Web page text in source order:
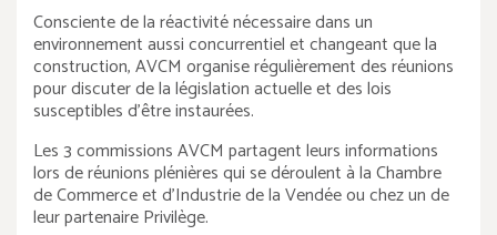
Consciente de la réactivité nécessaire dans un
environnement aussi concurrentiel et changeant que la
construction, AVCM organise régulièrement des réunions
pour discuter de la législation actuelle et des lois
susceptibles d'être instaurées.
Les 3 commissions AVCM partagent leurs informations
lors de réunions plénières qui se déroulent à la Chambre
de Commerce et d'Industrie de la Vendée ou chez un de
leur partenaire Privilège.